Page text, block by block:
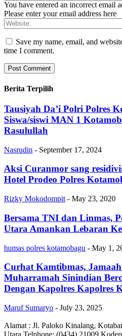
You have entered an incorrect email
Please enter your email address here
Save my name, email, and
time I comment.
Berita Terpilih
Tausiyah Da’i Polri Polres
Siswa/siswi MAN 1
Rasulullah
Nasrudin - September 17, 2024
Aksi Curanmor sang
Hotel Prodeo Polres
Rizky Mokodompit - May 23, 2020
Bersama TNI dan Linmas,
Utara Amankan Lebaran
humas polres kotamobagu - May 1,
Curhat Kamtibmas,
Muharramah Sinindian
Dengan Kapolres Kapolres
Maruf Sumaryo - July 23, 2025
Alamat : Jl. Paloko Kinalang,
Utara Telphone: (0434) 21009